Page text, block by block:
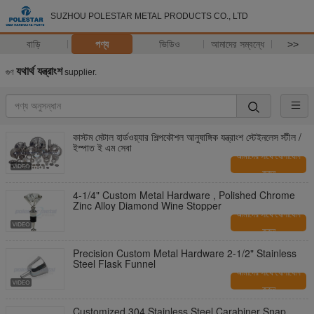
SUZHOU POLESTAR METAL PRODUCTS CO., LTD
বাড়ি পণ্য ভিডিও আমাদের সম্বন্ধে >>
গুণ যথার্থ যন্ত্রাংশsupplier.
কাস্টম মেটাল হার্ডওয়্যার শিল্পকৌশল আনুষাঙ্গিক যন্ত্রাংশ স্টেইনলেস স্টীল /
ইস্পাত ই এম সেবা
আমাদের সাথে যোগাযোগ
করুন
4-1/4" Custom Metal Hardware , Polished Chrome
Zinc Alloy Diamond Wine Stopper
আমাদের সাথে যোগাযোগ
করুন
Precision Custom Metal Hardware 2-1/2" Stainless
Steel Flask Funnel
আমাদের সাথে যোগাযোগ
করুন
Customized 304 Stainless Steel Carabiner Snap